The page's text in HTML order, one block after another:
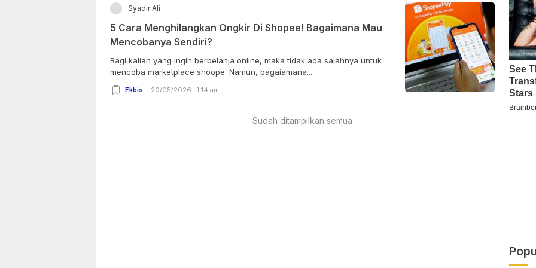
Syadir Ali
5 Cara Menghilangkan Ongkir Di Shopee! Bagaimana Mau
Mencobanya Sendiri?
Bagi kalian yang ingin berbelanja online, maka tidak ada salahnya untuk
mencoba marketplace shoope. Namun, bagaiamana...
Ekbis 20/05/2026 | 1:14 am
Sudah ditampilkan semua